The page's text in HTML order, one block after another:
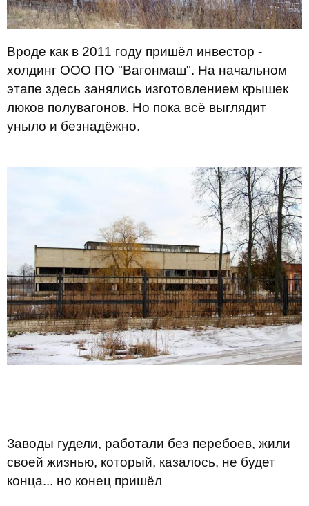
Вроде как в 2011 году пришёл инвестор -
холдинг ООО ПО "Вагонмаш". На начальном
этапе здесь занялись изготовлением крышек
люков полувагонов. Но пока всё выглядит
уныло и безнадёжно.
Заводы гудели, работали без перебоев, жили
своей жизнью, который, казалось, не будет
конца... но конец пришёл